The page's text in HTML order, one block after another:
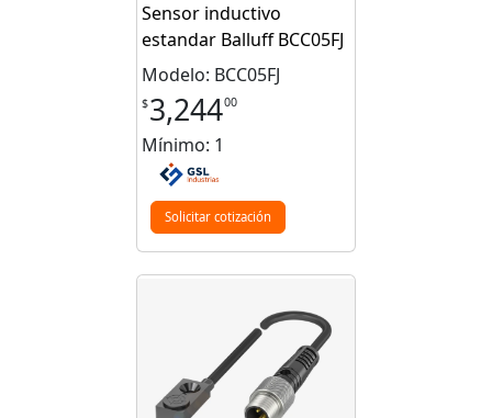
Sensor inductivo
estandar Balluff BCC05FJ
Modelo: BCC05FJ
$3,24400
Mínimo: 1
Solicitar cotización